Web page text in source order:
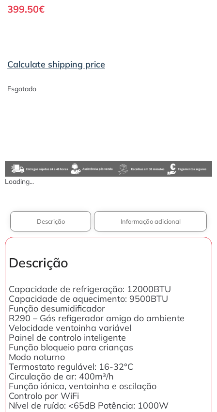
399.50€
Calculate shipping price
Esgotado
Loading...
Descrição Informação adicional
Descrição
Capacidade de refrigeração: 12000BTU
Capacidade de aquecimento: 9500BTU
Função desumidificador
R290 – Gás refigerador amigo do ambiente
Velocidade ventoinha variável
Painel de controlo inteligente
Função bloqueio para crianças
Modo noturno
Termostato regulável: 16-32°C
Circulação de ar: 400m³/h
Função iónica, ventoinha e oscilação
Controlo por WiFi
Nível de ruído: <65dB Potência: 1000W